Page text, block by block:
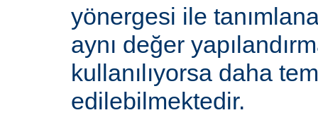
yönergesi ile
aynı değer
kullanılıyorsa daha
edilebilmektedir.